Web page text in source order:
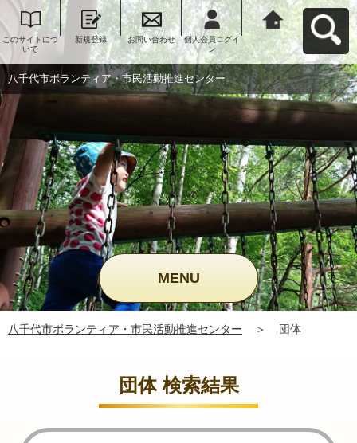
このサイトにつ
いて
新規登録 お問い合わせ
個人会員ログイ
ン
八千代市ボラン
ティア・市民活
動推進センター
へ戻る
八千代市ボランティア・市民活動推進センター
MENU
八千代市ボランティア・市民活動推進センター ＞ 団体
団体 検索結果